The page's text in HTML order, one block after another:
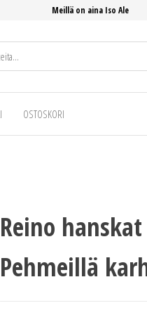
Meillä on aina Iso Ale
OSTOSKORI
Reino
Pehmeillä